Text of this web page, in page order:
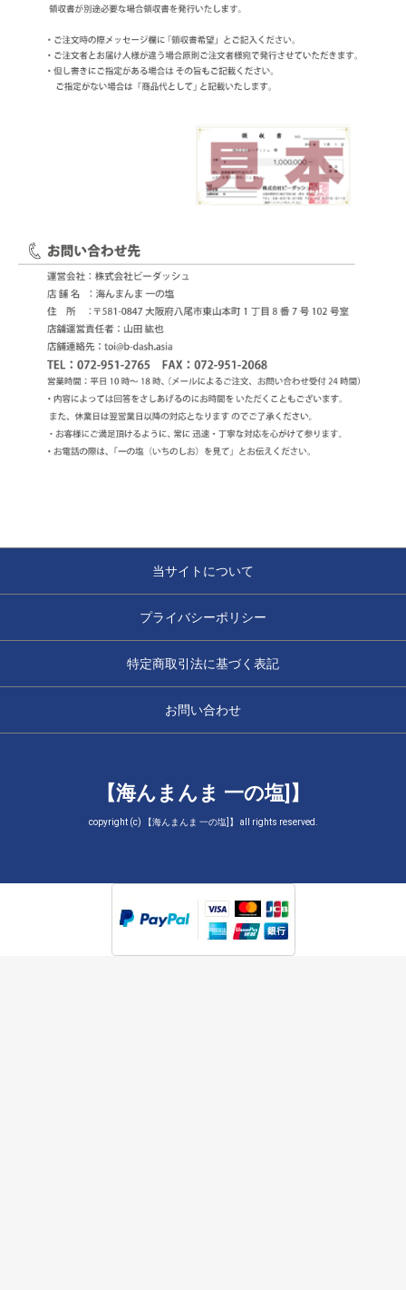
当サイトについて
プライバシーポリシー
特定商取引法に基づく表記
お問い合わせ
【海んまんま 一の塩]】
copyright (c) 【海んまんま 一の塩]】 all rights reserved.